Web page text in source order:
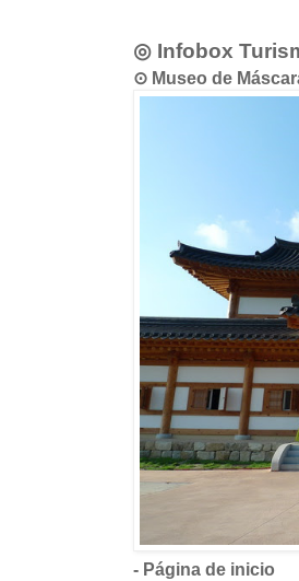
◎ Infobox
⊙ Museo de
- Página de inicio